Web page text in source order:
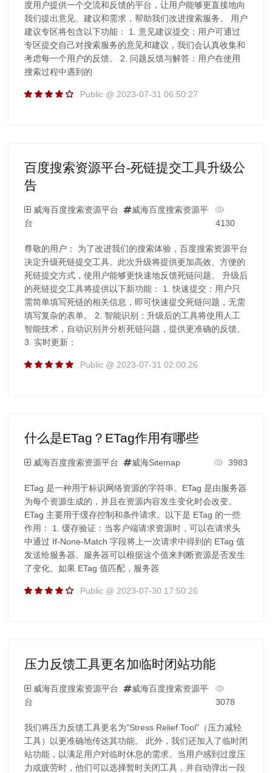
度用户提供一个交流和反馈的平台，让用户能够更直接地向
我们提出意见、建议和需求，帮助我们改进搜索服务。 用户
建议专区将包含以下功能： 1. 意见建议提交：用户可通过
专区提交自己对搜索服务的意见和建议，我们会认真收集和
考虑每一个用户的反馈。 2. 问题反馈与解答：用户在使用
搜索过程中遇到的
Public @ 2023-07-31 06:50:27
百度搜索资源平台-死链提交工具升级公
告
威海百度搜索资源平台
威海百度搜索资源平
台
4130
尊敬的用户： 为了改进我们的搜索体验，百度搜索资源平台
决定升级死链提交工具。此次升级将提供更加高效、方便的
死链提交方式，使用户能够更快速地反馈死链问题。 升级后
的死链提交工具将提供以下新功能： 1. 快速提交：用户只
需简单填写死链的相关信息，即可快速提交死链问题，无需
填写复杂的表单。 2. 智能识别：升级后的工具将使用人工
智能技术，自动识别并分析死链问题，提供更准确的反馈。
3. 实时更新：
Public @ 2023-07-31 02:00:26
什么是ETag？ETag作用有哪些
威海百度搜索资源平台 威海Sitemap 3983
ETag 是一种用于标识网络资源的字符串。ETag 是由服务器
为每个资源生成的，并且在资源内容发生变化时会改变。
ETag 主要用于缓存控制和条件请求。以下是 ETag 的一些
作用： 1. 缓存验证：当客户端请求资源时，可以在请求头
中通过 If-None-Match 字段将上一次请求中得到的 ETag 值
发送给服务器。服务器可以根据这个值来判断资源是否发生
了变化。如果 ETag 值匹配，服务器
Public @ 2023-07-30 17:50:26
压力反馈工具更名加临时闭站功能
威海百度搜索资源平台
威海百度搜索资源平
台
3078
我们将压力反馈工具更名为"Stress Relief Tool"（压力减轻
工具）以更准确地传达其功能。 此外，我们还加入了临时闭
站功能，以满足用户对临时休息的需求。当用户感到过度压
力或疲劳时，他们可以选择暂时关闭工具，并自动弹出一段